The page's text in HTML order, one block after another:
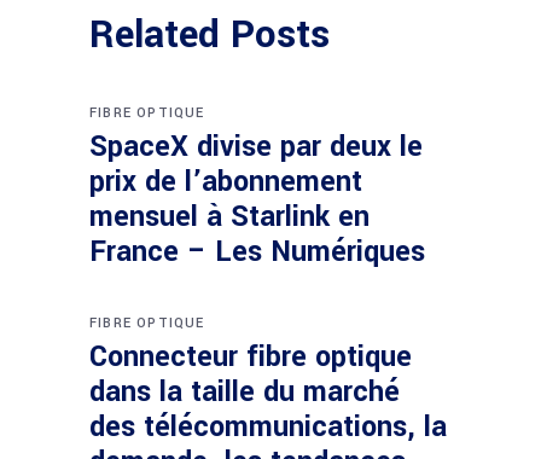
Related Posts
FIBRE OPTIQUE
SpaceX divise par deux le
prix de l’abonnement
mensuel à Starlink en
France – Les Numériques
FIBRE OPTIQUE
Connecteur fibre optique
dans la taille du marché
des télécommunications, la